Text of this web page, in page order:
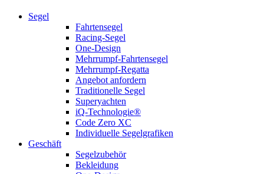
Segel
Fahrtensegel
Racing-Segel
One-Design
Mehrrumpf-Fahrtensegel
Mehrrumpf-Regatta
Angebot anfordern
Traditionelle Segel
Superyachten
iQ-Technologie®
Code Zero XC
Individuelle Segelgrafiken
Geschäft
Segelzubehör
Bekleidung